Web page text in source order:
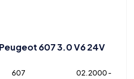
607 3.0 V6 24V
607 02.2000 -